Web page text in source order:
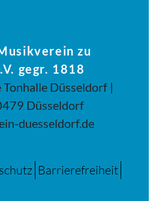
zu
gegr. 1818
Düsseldorf |
Düsseldorf
duesseldorf.de
Barrierefreiheit